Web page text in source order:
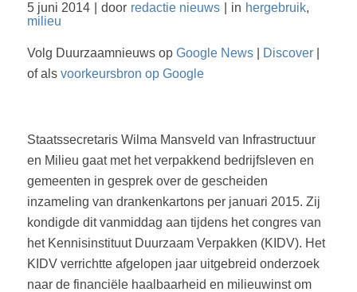
5 juni 2014 door redactie nieuws in hergebruik,
milieu
Volg Duurzaamnieuws op Google News| Discover|
of als voorkeursbron op Google
Staatssecretaris Wilma Mansveld van Infrastructuur
en Milieu gaat met het verpakkend bedrijfsleven en
gemeenten in gesprek over de gescheiden
inzameling van drankenkartons per januari 2015. Zij
kondigde dit vanmiddag aan tijdens het congres van
het Kennisinstituut Duurzaam Verpakken (KIDV). Het
KIDV verrichtte afgelopen jaar uitgebreid onderzoek
naar de financiële haalbaarheid en milieuwinst om